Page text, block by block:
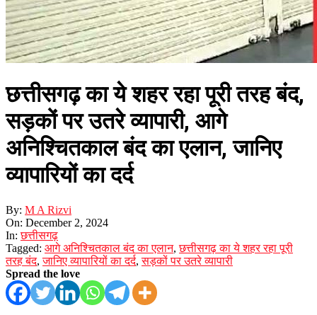
छत्तीसगढ़ का ये शहर रहा पूरी तरह बंद,
सड़कों पर उतरे व्यापारी, आगे
अनिश्चितकाल बंद का एलान, जानिए
व्यापारियों का दर्द
By: M A Rizvi
On: December 2, 2024
In: छत्तीसगढ़
Tagged: आगे अनिश्चितकाल बंद का एलान,छत्तीसगढ़ का ये शहर रहा पूरी
तरह बंद,जानिए व्यापारियों का दर्द,सड़कों पर उतरे व्यापारी
Spread the love